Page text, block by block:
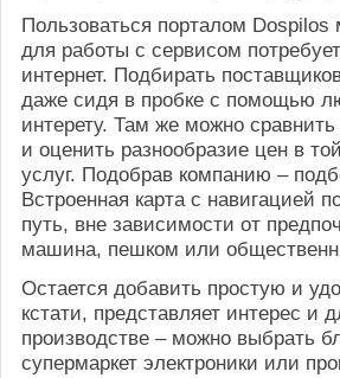
Пользоваться порталом Dospilos
для работы с сервисом
интернет. Подбирать
даже сидя в пробке с помощью
интерету. Там же можно
и оценить разнообразие цен в
услуг. Подобрав компанию –
Встроенная карта с навигацией
путь, вне зависимости от
машина, пешком или
Остается добавить простую и
кстати, представляет интерес и
производстве – можно выбрать
супермаркет электроники или